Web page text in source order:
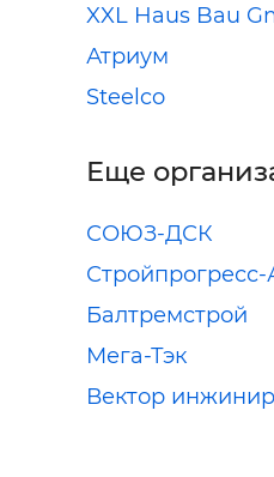
XXL Haus Bau
Атриум
Steelco
Еще
СОЮЗ-ДСК
Стройпрогресс-
Балтремстрой
Мега-Тэк
Вектор